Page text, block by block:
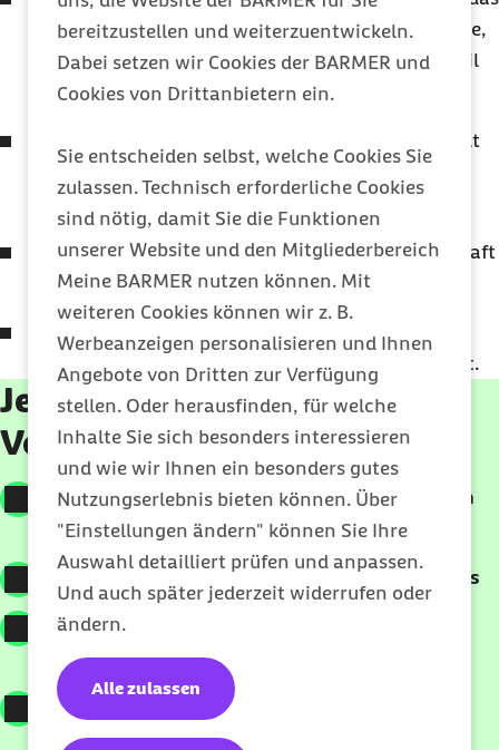
bereitzustellen und weiterzuentwickeln.
Dabei setzen wir Cookies der BARMER und
Cookies von Drittanbietern ein.
Sie entscheiden selbst, welche Cookies Sie
zulassen. Technisch erforderliche Cookies
sind nötig, damit Sie die Funktionen
unserer Website und den Mitgliederbereich
Meine BARMER nutzen können. Mit
weiteren Cookies können wir z. B.
Werbeanzeigen personalisieren und Ihnen
Angebote von Dritten zur Verfügung
stellen. Oder herausfinden, für welche
Inhalte Sie sich besonders interessieren
und wie wir Ihnen ein besonders gutes
Nutzungserlebnis bieten können. Über
"Einstellungen ändern" können Sie Ihre
Auswahl detailliert prüfen und anpassen.
Und auch später jederzeit widerrufen oder
ändern.
Alle zulassen
Kind vorrangig familienversichert werden könnte,
zum Beispiel ein gesetzlich versicherter Elternteil
mit eigenem Haushalt.
Die Enkelkinder leben hauptsächlich im Haushalt
der versicherten Person oder werden von ihr
Dies kann der Fall sein, wenn Großeltern dauerhaft
die Betreuung ihrer Enkelkinder übernehmen.
Die Krankenkasse prüft individuell, ob ein
familienähnliches Betreuungsverhältnis vorliegt.
Jetzt individuelle Barmer
Vorteile berechnen
Bis zu 1.350 Euro in drei Jahren zurück mit den
Barmer Geld-zurück-Tarifen
Bis zu 200 Euro jährlich mit dem Barmer Bonus
200 Euro Extra-Budget durch Barmer Familie
Plus
100% Kostenübernahme durch Barmer
Reiseimpfungen Plus